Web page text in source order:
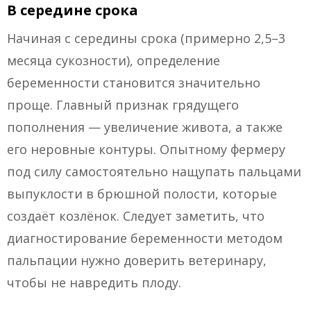
В середине срока
Начиная с середины срока (примерно 2,5–3
месяца сукозности), определение
беременности становится значительно
проще. Главный признак грядущего
пополнения — увеличение живота, а также
его неровные контуры. Опытному фермеру
под силу самостоятельно нащупать пальцами
выпуклости в брюшной полости, которые
создаёт козлёнок. Следует заметить, что
диагностирование беременности методом
пальпации нужно доверить ветеринару,
чтобы не навредить плоду.